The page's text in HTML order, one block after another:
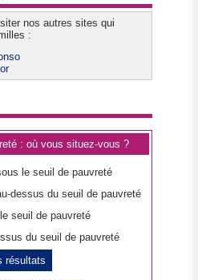
nos autres sites qui
:
: où vous situez-vous ?
le seuil de pauvreté
dessus du seuil de pauvreté
seuil de pauvreté
du seuil de pauvreté
résultats